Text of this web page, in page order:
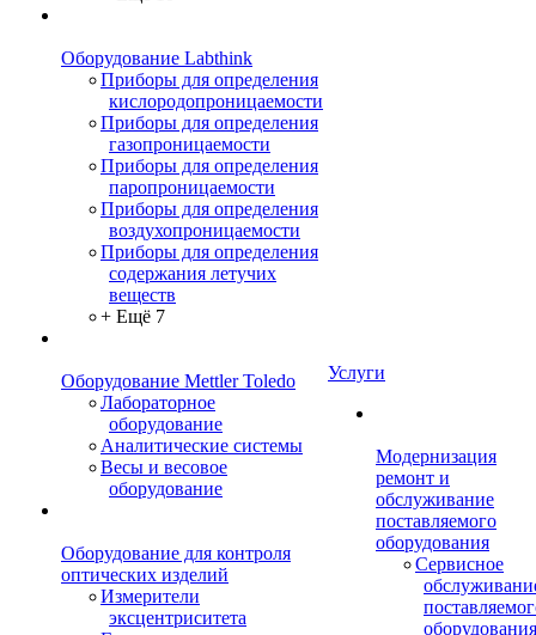
Оборудование Labthink
Приборы для определения
кислородопроницаемости
Приборы для определения
газопроницаемости
Приборы для определения
паропроницаемости
Приборы для определения
воздухопроницаемости
Приборы для определения
содержания летучих
веществ
+ Ещё 7
Оборудование Mettler Toledo
Лабораторное
оборудование
Аналитические системы
Весы и весовое
оборудование
Оборудование для контроля
оптических изделий
Измерители
эксцентриситета
Услуги
Модернизация
ремонт и
обслуживание
поставляемого
оборудования
Сервисное
оборудования